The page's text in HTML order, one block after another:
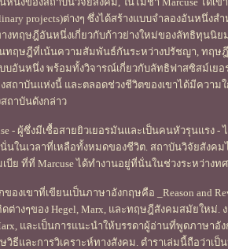
projects)ต่างๆ ซึ่งได้สร้างแบบจำลองอันหนึ่ง
งทฤษฎีอันหนึ่งเกี่ยวกับก้าวย่างใหม่ของลัทธิทุนนิ
ทฤษฎีที่เน้นความสัมพันธ์กันระหว่างปรัชญา, ทฤษ
บบอันหนึ่ง พร้อมทั้งวิจารณ์เกี่ยวกับลัทธิฟาสซิสม์เยอ
ถาบันแห่งนี้ และตลอดช่วงชีวิตของเขาได้มีความใ
ถาบันดังกล่าว
- ผู้ซึ่งมีเชื้อสายยิวเยอรมันและเป็นคนหัวรุนแร
นในเวลาที่เหลือทั้งหมดของชีวิต. สถาบันวิจัยสังค
ย ที่ที่ Marcuse ได้ทำงานอยู่ที่นั่นในช่วงระหว่างท
องเขาที่เขียนเป็นภาษาอังกฤษคือ _Reason and
ดต่างๆของ Hegel, Marx, และทฤษฎีสังคมสมัยใหม่
และเป็นการแนะนำให้บรรดาผู้อ่านที่พูดภาษา
ธีและการวิเคราะห์ทางสังคม. ตำราเล่มนี้ถือว่าเ